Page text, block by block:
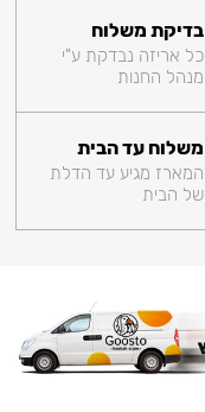
בדיקת משלוח
כל אריזה נבדקת ע"י
מנהל החנות
משלוח עד הבית
המארז מגיע עד הדלת
של הבית